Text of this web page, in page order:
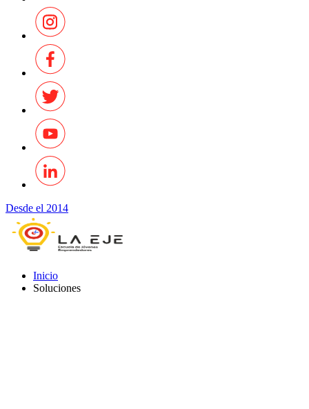
Desde el 2014
Inicio
Soluciones